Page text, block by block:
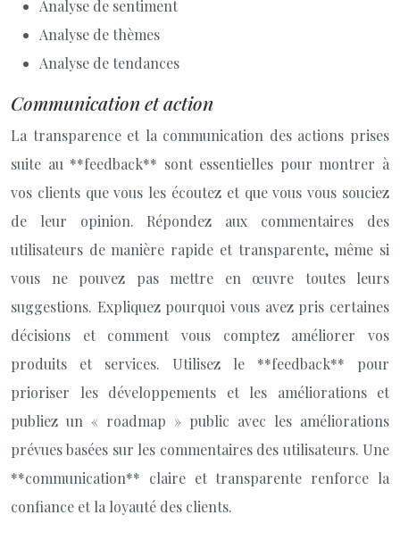
Analyse de sentiment
Analyse de thèmes
Analyse de tendances
Communication et action
La transparence et la communication des actions prises
suite au **feedback** sont essentielles pour montrer à
vos clients que vous les écoutez et que vous vous souciez
de leur opinion. Répondez aux commentaires des
utilisateurs de manière rapide et transparente, même si
vous ne pouvez pas mettre en œuvre toutes leurs
suggestions. Expliquez pourquoi vous avez pris certaines
décisions et comment vous comptez améliorer vos
produits et services. Utilisez le **feedback** pour
prioriser les développements et les améliorations et
publiez un « roadmap » public avec les améliorations
prévues basées sur les commentaires des utilisateurs. Une
**communication** claire et transparente renforce la
confiance et la loyauté des clients.